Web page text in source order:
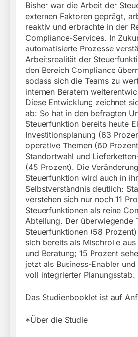
Bisher war die Arbeit der
externen Faktoren geprägt,
reaktiv und erbrachte in der
Compliance-Services. In
automatisierte Prozesse
Arbeitsrealität der
den Bereich Compliance
sodass sich die Teams zu
internen Beratern
Diese Entwicklung zeichnet
ab: So hat in den befragten
Steuerfunktion bereits heute
Investitionsplanung (63
operative Themen (60
Standortwahl und
(45 Prozent). Die
Steuerfunktion wird auch in
Selbstverständnis deutlich:
verstehen sich nur noch 11
Steuerfunktionen als reine
Abteilung. Der überwiegende
Steuerfunktionen (58
sich bereits als Mischrolle
und Beratung; 15 Prozent
jetzt als Business-Enabler
voll integrierter Planungsstab.
Das Studienbooklet ist auf
*Über die Studie